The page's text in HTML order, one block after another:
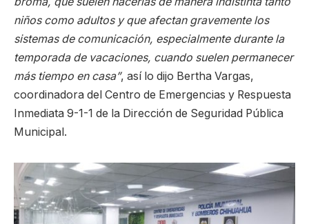
niños como adultos y que afectan gravemente los
sistemas de comunicación, especialmente durante la
temporada de vacaciones, cuando suelen permanecer
más tiempo en casa”, así lo dijo Bertha Vargas,
coordinadora del Centro de Emergencias y Respuesta
Inmediata 9-1-1 de la Dirección de Seguridad Pública
Municipal.